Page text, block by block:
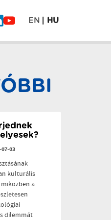
EN HU
03
kulturális
a
dilemmát